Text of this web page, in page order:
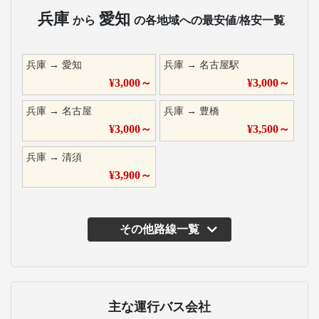
兵庫 から 愛知 の各地域への最安値/格安一覧
兵庫 → 愛知
¥3,000～
兵庫 →名古屋駅
¥3,000～
兵庫 → 名古屋
¥3,000～
兵庫 → 豊橋
¥3,500～
兵庫 → 清須
¥3,900～
その他路線一覧
主な運行バス会社